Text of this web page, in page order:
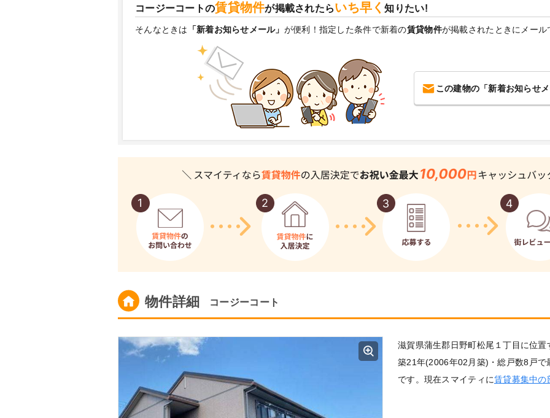
コージーコートの賃貸物件が掲載されたらいち早く知りたい!
そんなときは 「新着お知らせメール」 が便利！指定した条件で新着の賃貸物件が掲載されたときにメール
この建物の「新着お知らせ
物件詳細 コージーコート
滋賀県蒲生郡日野町松尾１丁目に位置
築21年(2006年02月築)・総戸数8戸
です。現在スマイティに賃貸募集中の